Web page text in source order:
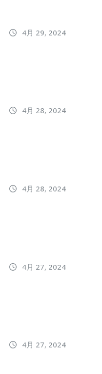
4月 29, 2024
4月 28, 2024
4月 28, 2024
4月 27, 2024
4月 27, 2024